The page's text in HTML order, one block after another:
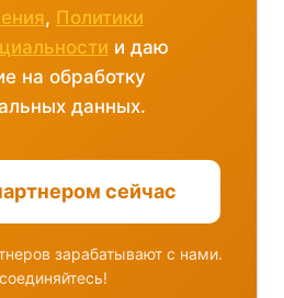
, Политики
и даю
на обработку
данных.
сейчас
зарабатывают с нами.